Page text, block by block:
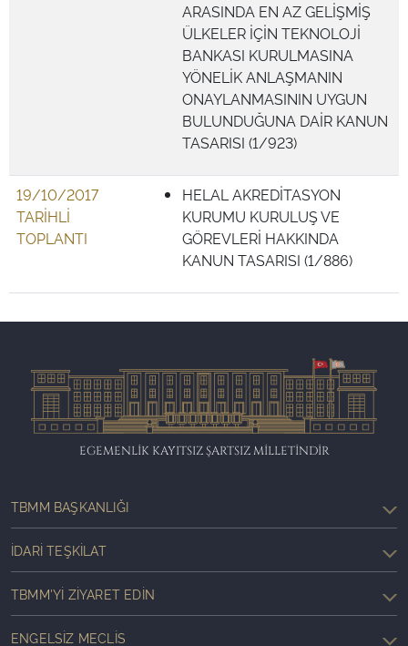
ARASINDA EN AZ GELİŞMİŞ
ÜLKELER İÇİN TEKNOLOJİ
BANKASI KURULMASINA
YÖNELİK ANLAŞMANIN
ONAYLANMASININ UYGUN
BULUNDUĞUNA DAİR KANUN
TASARISI (1/923)
19/10/2017
TARİHLİ
TOPLANTI
HELAL AKREDİTASYON
KURUMU KURULUŞ VE
GÖREVLERİ HAKKINDA
KANUN TASARISI (1/886)
EGEMENLİK KAYITSIZ ŞARTSIZ MİLLETİNDİR
TBMM BAŞKANLIĞI
İDARI TEŞKILAT
TBMM'YI ZIYARET EDIN
ENGELSIZ MECLIS